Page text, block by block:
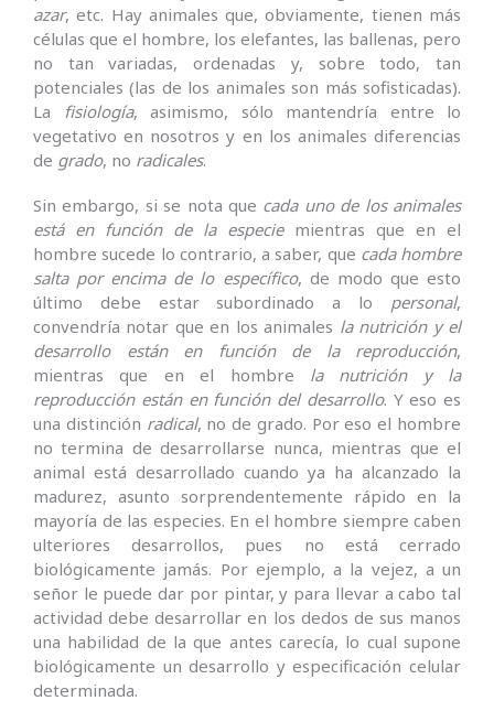
azar, etc. Hay animales que, obviamente, tienen más
células que el hombre, los elefantes, las ballenas, pero
no tan variadas, ordenadas y, sobre todo, tan
potenciales (las de los animales son más sofisticadas).
La
fisiología, asimismo, sólo mantendría entre lo
vegetativo en nosotros y en los animales diferencias
de grado, no radicales.
Sin embargo, si se nota que cada uno de los animales
está en función de la especiemientras que en el
hombre sucede lo contrario, a saber, que cada hombre
salta por encima de lo específico, de modo que esto
último debe estar subordinado a lo personal,
convendría notar que en los animales la nutrición y el
desarrollo están en función de la reproducción,
mientras que en el hombre la nutrición y la
reproducción están en función del desarrollo. Y eso es
una distinción radical, no de grado. Por eso el hombre
no termina de desarrollarse nunca, mientras que el
animal está desarrollado cuando ya ha alcanzado la
madurez, asunto sorprendentemente rápido en la
mayoría de las especies. En el hombre siempre caben
ulteriores desarrollos, pues no está cerrado
biológicamente jamás. Por ejemplo, a la vejez, a un
señor le puede dar por pintar, y para llevar a cabo tal
actividad debe desarrollar en los dedos de sus manos
una habilidad de la que antes carecía, lo cual supone
biológicamente un desarrollo y especificación celular
determinada.